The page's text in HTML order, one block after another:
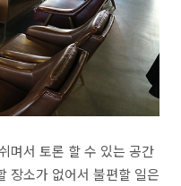
며서 토론 할 수 있는 공간
장소가 없어서 불편할 일은